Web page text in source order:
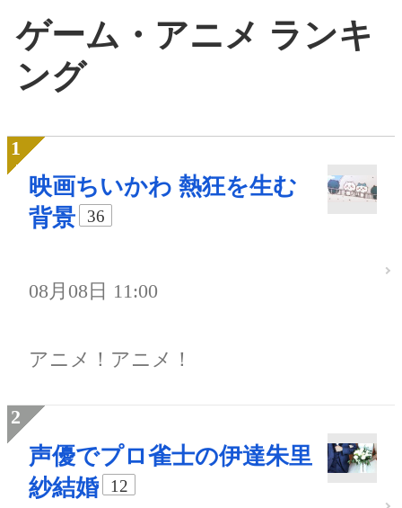
ゲーム・アニメ ランキ
ング
映画ちいかわ 熱狂を生む
背景
36
08月08日 11:00
アニメ！アニメ！
声優でプロ雀士の伊達朱里
紗結婚
12